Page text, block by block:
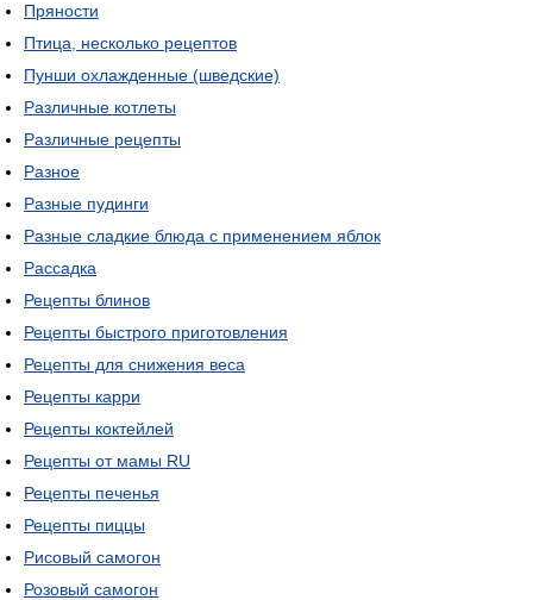
Пряности
Птица, несколько рецептов
Пунши охлажденные (шведские)
Различные котлеты
Различные рецепты
Разное
Разные пудинги
Разные сладкие блюда с применением яблок
Рассадка
Рецепты блинов
Рецепты быстрого приготовления
Рецепты для снижения веса
Рецепты карри
Рецепты коктейлей
Рецепты от мамы RU
Рецепты печенья
Рецепты пиццы
Рисовый самогон
Розовый самогон